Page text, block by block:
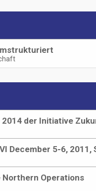
der Initiative
December 5-6, 2011,
Operations